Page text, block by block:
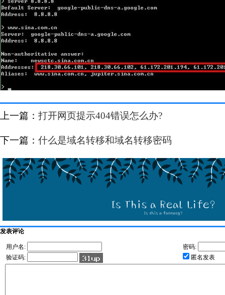
上一篇： 打开网页提示404错误怎么办?
下一篇： 什么是域名转移和域名转移密码
发表评论
用户名:
密码:
验证码:
匿名发表